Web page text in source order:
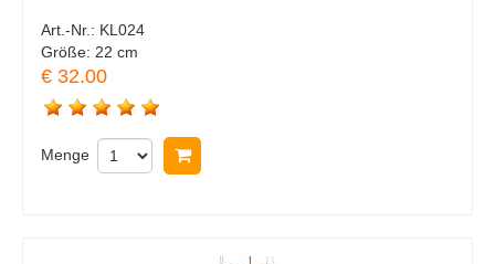
Art.-Nr.: KL024
Größe: 22 cm
€ 32.00
Menge